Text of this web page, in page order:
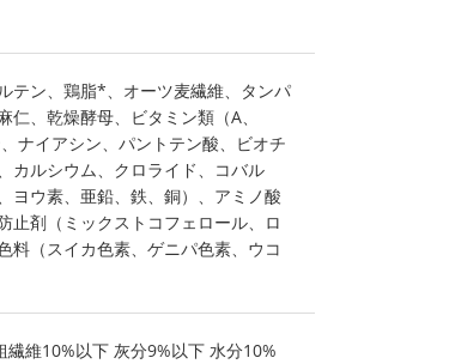
テン、鶏脂*、オーツ麦繊維、タンパ
、乾燥酵母、ビタミン類（A、
ナイアシン、パントテン酸、ビオチ
カルシウム、クロライド、コバル
ヨウ素、亜鉛、鉄、銅）、アミノ酸
止剤（ミックストコフェロール、ロ
料（スイカ色素、ゲニパ色素、ウコ
維10%以下 灰分9%以下 水分10%